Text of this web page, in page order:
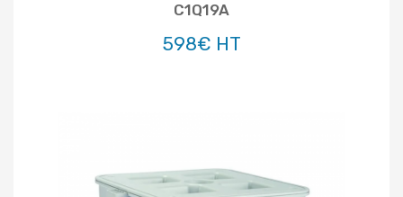
C1Q19A
598€ HT